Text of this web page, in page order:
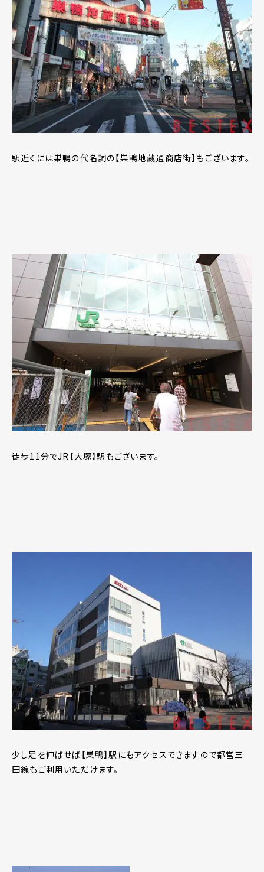
駅近くには巣鴨の代名詞の【巣鴨地蔵通商店街】もございます。
徒歩11分でJR【大塚】駅もございます。
少し足を伸ばせば【巣鴨】駅にもアクセスできますので都営三
田線もご利用いただけます。